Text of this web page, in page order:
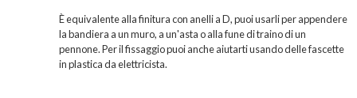
È equivalente alla finitura con anelli a D, puoi usarli per appendere
la bandiera a un muro, a un'asta o alla fune di traino di un
pennone. Per il fissaggio puoi anche aiutarti usando delle fascette
in plastica da elettricista.